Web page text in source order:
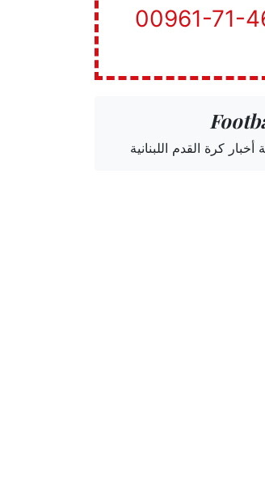
00961-71-
أخبار كرة القدم اللبنانية